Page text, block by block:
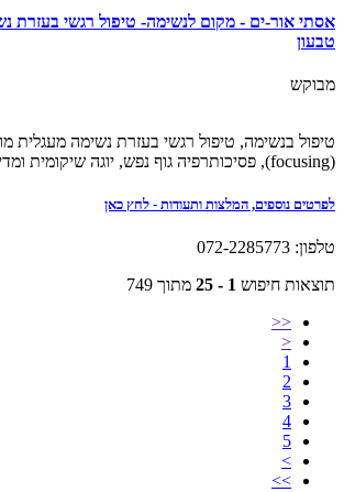
אסתי אור-ים - מקום לנשימה- טיפול רגשי בעזרת
טבעון
מבוקש
טיפול בנשימה, טיפול רגשי בעזרת נשימה מעגלית
(focusing), פסיכותרפיה גוף נפש, יוגה שיקומית ומדיטציה בקרית טבעון.
לפרטים נוספים, המלצות ותעודות - לחץ כאן
טלפון: 072-2285773
תוצאות חיפוש 1 - 25
מתוך 749
<<
<
1
2
3
4
5
>
>>